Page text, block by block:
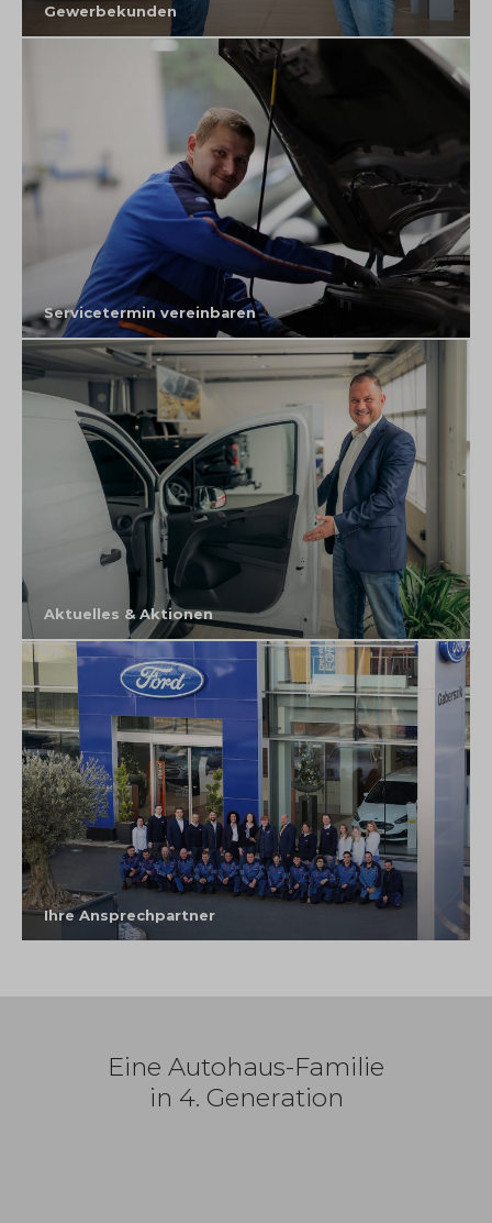
Gewerbekunden
Servicetermin vereinbaren
Aktuelles & Aktionen
Ihre Ansprechpartner
Eine Autohaus-Familie
in 4. Generation